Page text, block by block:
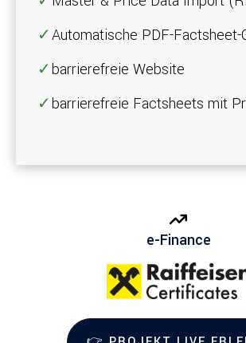
Automatische PDF-Factsheet-
barrierefreie Website
barrierefreie Factsheets mit
e-Finance